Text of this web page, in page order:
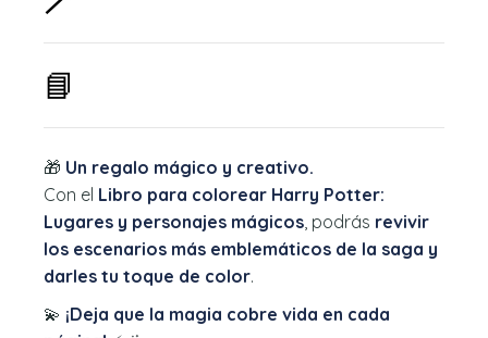
📘
🎁 Un regalo mágico y creativo.
Con el Libro para colorear Harry Potter:
Lugares y personajes mágicos, podrás revivir
los escenarios más emblemáticos de la saga y
darles tu toque de color.
💫 ¡Deja que la magia cobre vida en cada